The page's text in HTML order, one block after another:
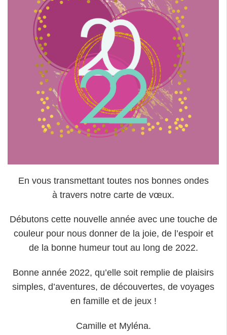
En vous transmettant toutes nos bonnes ondes
à travers notre carte de vœux.
Débutons cette nouvelle année avec une touche de
couleur pour nous donner de la joie, de l’espoir et
de la bonne humeur tout au long de 2022.
Bonne année 2022, qu’elle soit remplie de plaisirs
simples, d’aventures, de découvertes, de voyages
en famille et de jeux !
Camille et Myléna.